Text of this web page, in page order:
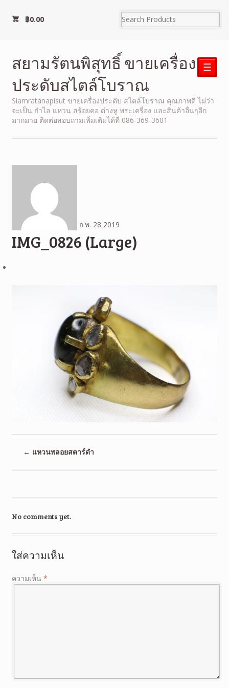
฿0.00
สยามรัตนพิสุทธิ์ ขายเครื่อง
ประดับสไตล์โบราณ
Siamratanapisut ขายเครื่องประดับ สไตล์โบราณ คุณภาพดี ไม่ว่า
จะเป็น กำไล แหวน สร้อยคอ ต่างหู พระเครื่อง และสินค้าอื่นๆอีก
มากมาย ติดต่อสอบถามเพิ่มเติมได้ที่ 086-369-3601
☰
ก.พ. 28 2019
IMG_0826 (Large)
← แหวนพลอยสตาร์ดำ
No comments yet.
ใส่ความเห็น
ความเห็น *